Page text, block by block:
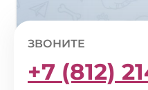
ЗВОНИТЕ
+7 (812)